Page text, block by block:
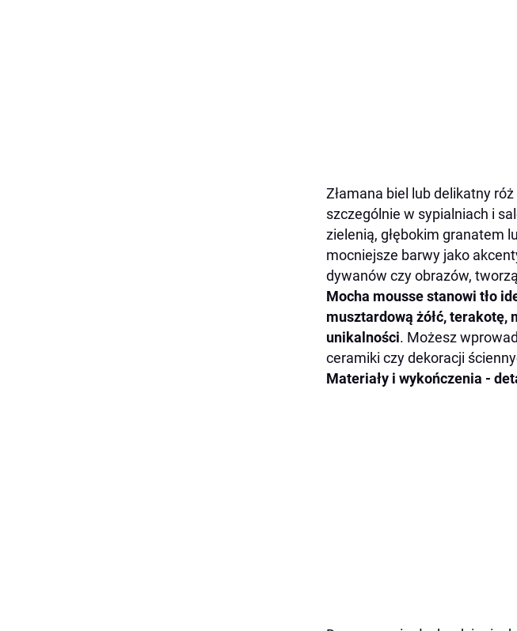
Złamana biel lub delikatny
szczególnie w sypialniach i
zielenią, głębokim granatem
mocniejsze barwy jako
dywanów czy obrazów,
Mocha mousse stanowi tło
musztardową żółć, terakotę,
unikalności. Możesz
ceramiki czy dekoracji
Materiały i wykończenia -